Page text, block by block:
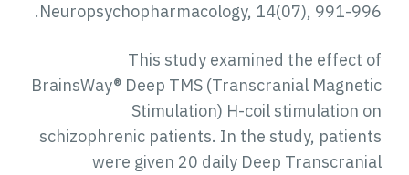
Neuropsychopharmacology, 14(07), 991-996.
This study examined the effect of
BrainsWay® Deep TMS (Transcranial Magnetic
Stimulation) H-coil stimulation on
schizophrenic patients. In the study, patients
were given 20 daily Deep Transcranial